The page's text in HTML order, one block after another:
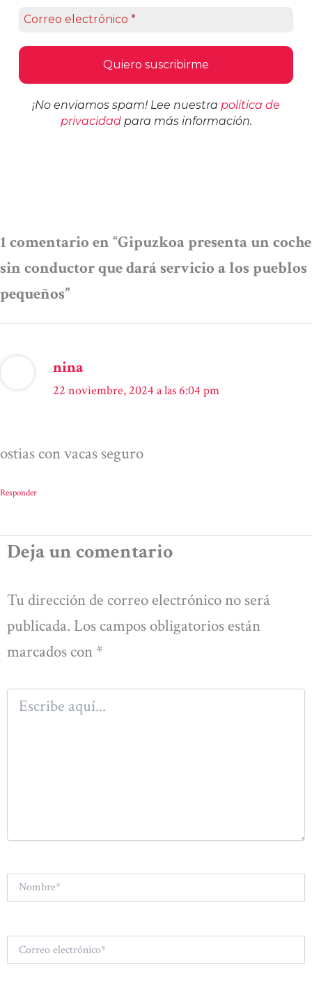
¡No enviamos spam! Lee nuestra política de
privacidadpara más información.
1 comentario en “Gipuzkoa presenta un coche
sin conductor que dará servicio a los pueblos
pequeños”
nina
22 noviembre, 2024 a las 6:04 pm
ostias con vacas seguro
Responder
Deja un comentario
Tu dirección de correo electrónico no será
publicada. Los campos obligatorios están
marcados con *
aquí...
electrónico*